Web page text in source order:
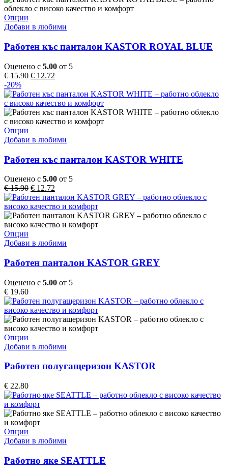
on
product
page
Опции
product
multiple
variants.
options
may
chosen
on
the
product
page
Добави в любими
Работен къс панталон KASTOR ROYAL BLUE
Оценено с 5.00 от 5
€15.90 Original
was:
€ 15.90.
€ 12.72
е:
€ 12.72.
-20%
Опции
product
multiple
variants.
The
options
may
be
chosen
on
product
page
Добави в любими
Работен къс панталон KASTOR WHITE
Оценено с 5.00 от 5
€15.90 Original
price
was:
€ 15.90.
€ 12.72
цена
е:
€ 12.72.
Опции
product
multiple
variants.
options
be
chosen
on
the
product
page
Добави в любими
Работен панталон KASTOR GREY
Оценено с 5.00 от 5
€ 19.60
Опции
product
multiple
The
options
may
be
chosen
on
the
product
Добави в любими
Работен полугащеризон KASTOR
€ 22.80
Опции
product
multiple
variants.
Добави в любими
Работно яке SEATTLE